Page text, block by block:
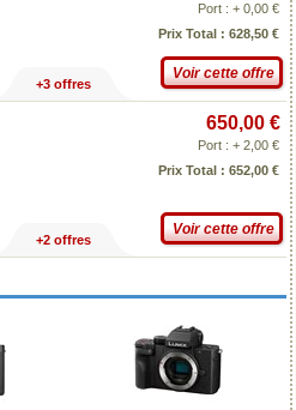
Port : + 0,00 €
Prix Total : 628,50 €
Voir cette offre
+3 offres
650,00 €
Port : + 2,00 €
Prix Total : 652,00 €
Voir cette offre
+2 offres